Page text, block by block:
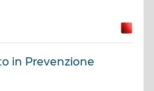
in Prevenzione